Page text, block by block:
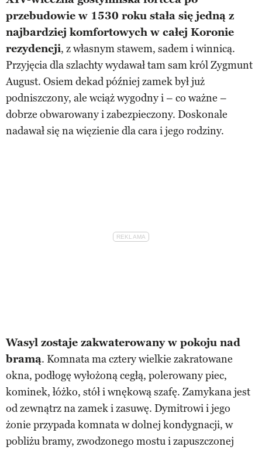
przebudowie w 1530 roku stała się jedną z
najbardziej komfortowych w całej Koronie
rezydencji, z własnym stawem, sadem i winnicą.
Przyjęcia dla szlachty wydawał tam sam król Zygmunt
August. Osiem dekad później zamek był już
podniszczony, ale wciąż wygodny i – co ważne –
dobrze obwarowany i zabezpieczony. Doskonale
nadawał się na więzienie dla cara i jego rodziny.
Wasyl zostaje zakwaterowany w pokoju nad
bramą. Komnata ma cztery wielkie zakratowane
okna, podłogę wyłożoną cegłą, polerowany piec,
kominek, łóżko, stół i wnękową szafę. Zamykana jest
od zewnątrz na zamek i zasuwę. Dymitrowi i jego
żonie przypada komnata w dolnej kondygnacji, w
pobliżu bramy, zwodzonego mostu i zapuszczonej